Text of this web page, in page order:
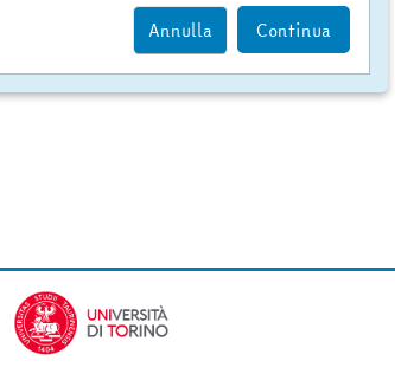
Annulla Continua